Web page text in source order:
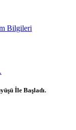
Bilgileri
İle Başladı.